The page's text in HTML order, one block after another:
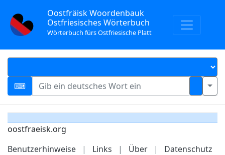
Oostfräisk Woordenbauk
Ostfriesisches Wörterbuch
Wörterbuch fürs Ostfriesische Platt
oostfraeisk.org
Benutzerhinweise
| Links | Über | Datenschutz